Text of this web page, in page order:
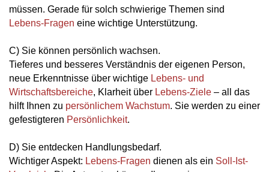
müssen. Gerade für solch schwierige Themen sind
Lebens-Fragen eine wichtige Unterstützung.
C) Sie können persönlich wachsen.
Tieferes und besseres Verständnis der eigenen Person,
neue Erkenntnisse über wichtige Lebens- und
Wirtschaftsbereiche, Klarheit über Lebens-Ziele – all das
hilft Ihnen zu persönlichem Wachstum. Sie werden zu einer
gefestigteren Persönlichkeit.
D) Sie entdecken Handlungsbedarf.
Wichtiger Aspekt: Lebens-Fragen dienen als ein Soll-Ist-